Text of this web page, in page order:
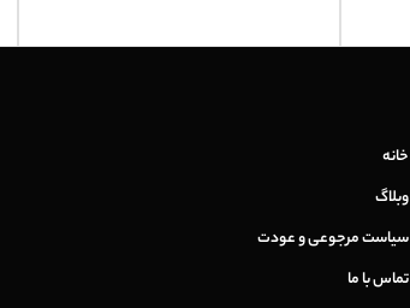
خانه
وبلاگ
سیاست مرجوعی و عودت
تماس با ما